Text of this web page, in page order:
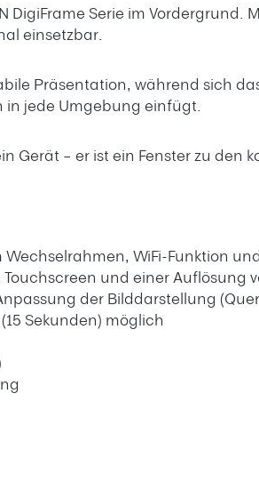
DigiFrame Serie im
einsetzbar.
Präsentation, während sich
in jede Umgebung einfügt.
Gerät – er ist ein Fenster zu
WiFi-Funktion
und einer Auflösung
der Bilddarstellung
Sekunden) möglich